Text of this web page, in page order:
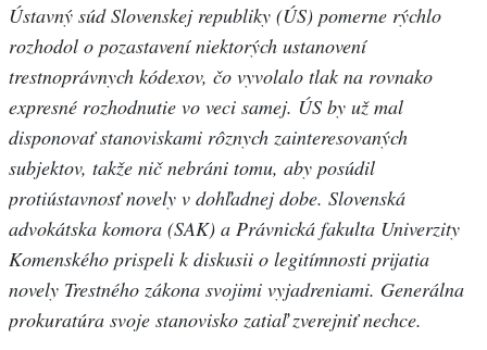
Ústavný súd Slovenskej republiky (ÚS) pomerne rýchlo
rozhodol o pozastavení niektorých ustanovení
trestnoprávnych kódexov, čo vyvolalo tlak na rovnako
expresné rozhodnutie vo veci samej. ÚS by už mal
disponovať stanoviskami rôznych zainteresovaných
subjektov, takže nič nebráni tomu, aby posúdil
protiústavnosť novely v dohľadnej dobe. Slovenská
advokátska komora (SAK) a Právnická fakulta Univerzity
Komenského prispeli k diskusii o legitímnosti prijatia
novely Trestného zákona svojimi vyjadreniami. Generálna
prokuratúra svoje stanovisko zatiaľ zverejniť nechce.